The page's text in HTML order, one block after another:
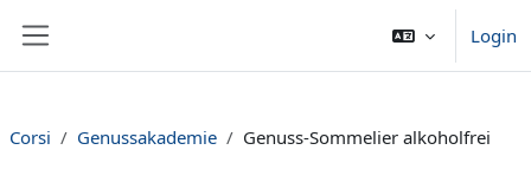
Login
Corsi Genussakademie Genuss-Sommelier alkoholfrei